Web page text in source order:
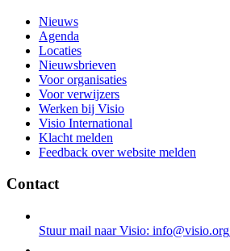
Nieuws
Agenda
Locaties
Nieuwsbrieven
Voor organisaties
Voor verwijzers
Werken bij Visio
Visio International
Klacht melden
Feedback over website melden
Contact
Stuur mail naar Visio: info@visio.org